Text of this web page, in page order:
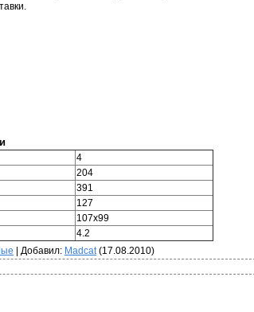
4
204
391
127
107х99
4.2
Добавил: Madcat(17.08.2010)